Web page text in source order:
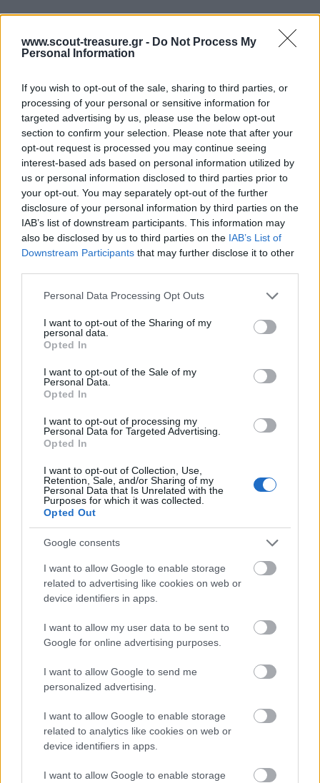
www.scout-treasure.gr - Do Not Process My
Personal Information
If you wish to opt-out of the sale, sharing to third parties, or
processing of your personal or sensitive information for
targeted advertising by us, please use the below opt-out
section to confirm your selection. Please note that after your
opt-out request is processed you may continue seeing
interest-based ads based on personal information utilized by
us or personal information disclosed to third parties prior to
your opt-out. You may separately opt-out of the further
disclosure of your personal information by third parties on the
IAB’s list of downstream participants. This information may
also be disclosed by us to third parties on the IAB’s List of
Downstream Participants that may further disclose it to other
Please note that this website/app uses one or more Google
not limited to your visit or usage behaviour. You may click to
grant or deny consent to Google and its third-party tags to
use your data for below specified purposes in below Google
consent section.
Personal Data Processing Opt Outs
I want to opt-out of the Sharing of my
personal data.
Opted In
I want to opt-out of the Sale of my
Personal Data.
Opted In
I want to opt-out of processing my
Personal Data for Targeted Advertising.
Opted In
I want to opt-out of Collection, Use,
Retention, Sale, and/or Sharing of my
Personal Data that Is Unrelated with the
Purposes for which it was collected.
Opted Out
Google consents
I want to allow Google to enable storage
related to advertising like cookies on web or
device identifiers in apps.
I want to allow my user data to be sent to
Google for online advertising purposes.
I want to allow Google to send me
personalized advertising.
I want to allow Google to enable storage
related to analytics like cookies on web or
device identifiers in apps.
I want to allow Google to enable storage
Clear filters
Δεν υπάρχει καμία αξιολόγηση ακόμη.
Κάνετε την πρώτη αξιολόγηση για το προϊόν: “Ο ΣΚΟΤΕΙΝΟΣ
ΛΑΒΥΡΙΝΘΟΣ”
Η ηλ. διεύθυνση σας δεν δημοσιεύεται. Τα υποχρεωτικά πεδία
σημειώνονται με *
Η βαθμολογία σας*
Η αξιολόγησή σας*
*
Αποθήκευσε το όνομά μου, email, και τον ιστότοπο μου σε
αυτόν τον πλοηγό για την επόμενη φορά που θα σχολιάσω.
ΠΙΣΩ ΣΕ Προσκοπικά παιχνίδια
Σχετικά προϊόντα
ΤΟ ΑΥΛΑΚΙ
Βαθμολογήθηκε με 0
από 5
Υλικά: Μία λωρίδα ύφασμα μήκους 1 m και πλάτους 4 – 5 cm, 1
μπαλάκι του πινγκ – πονγκ, καρφίτσες, 5
ΤΟ ΚΟΥΒΑΡΙ
Βαθμολογήθηκε με0 από 5
ένα με το άλλο και πιάνουν τα χέρια τους
ΤΟ ΠΑΙΧΝΙΔΙ ΤΩΝ ΧΕΡΙΩΝ (THE HAND